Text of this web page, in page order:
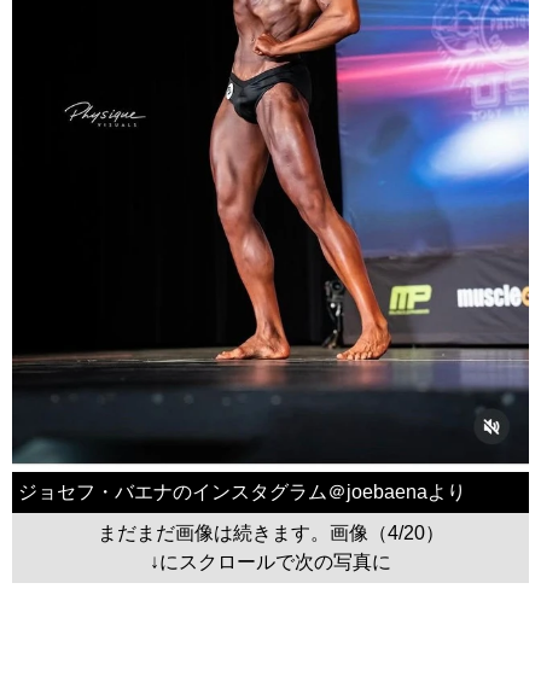
ジョセフ・バエナのインスタグラム＠joebaenaより
まだまだ画像は続きます。画像（4/20）
↓にスクロールで次の写真に